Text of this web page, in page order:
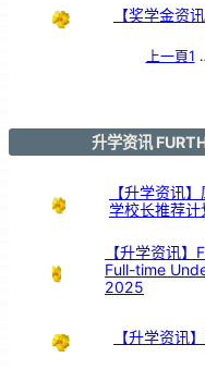
【奖学金资
上一頁1
升学资讯
【升学资讯
学校长推荐计
【升学资讯
Full-time
2025
【升学资讯